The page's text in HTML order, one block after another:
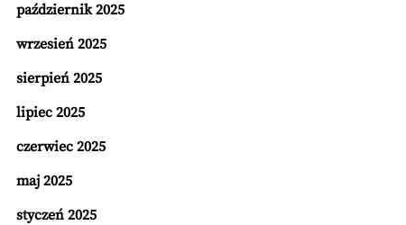
październik 2025
wrzesień 2025
sierpień 2025
lipiec 2025
czerwiec 2025
maj 2025
styczeń 2025